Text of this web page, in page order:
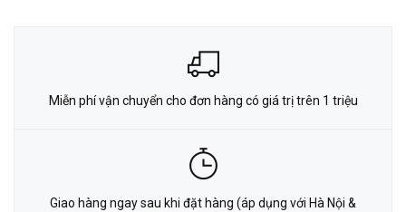
Miễn phí vận chuyển cho đơn hàng có giá trị trên 1 triệu
Giao hàng ngay sau khi đặt hàng (áp dụng với Hà Nội &